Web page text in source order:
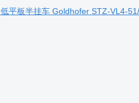
低平板半挂车 Goldhofer STZ-VL4-